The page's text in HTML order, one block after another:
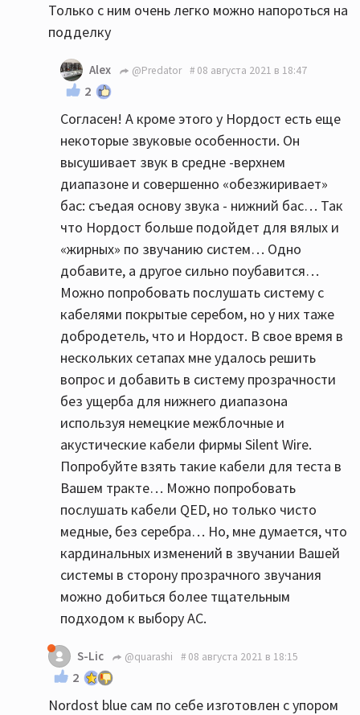
Только с ним очень легко можно напороться на
подделку
Alex @Predator 08 августа 2021 в 18:47
2
Согласен! А кроме этого у Нордост есть еще
некоторые звуковые особенности. Он
высушивает звук в средне -верхнем
диапазоне и совершенно «обезжиривает»
бас: съедая основу звука - нижний бас… Так
что Нордост больше подойдет для вялых и
«жирных» по звучанию систем… Одно
добавите, а другое сильно поубавится…
Можно попробовать послушать систему с
кабелями покрытые серебом, но у них таже
добродетель, что и Нордост. В свое время в
нескольких сетапах мне удалось решить
вопрос и добавить в систему прозрачности
без ущерба для нижнего диапазона
используя немецкие межблочные и
акустические кабели фирмы Silent Wire.
Попробуйте взять такие кабели для теста в
Вашем тракте… Можно попробовать
послушать кабели QED, но только чисто
медные, без серебра… Но, мне думается, что
кардинальных изменений в звучании Вашей
системы в сторону прозрачного звучания
можно добиться более тщательным
подходом к выбору АС.
S-Lic @quarashi 08 августа 2021 в 18:15
2
Nordost blue сам по себе изготовлен с упором